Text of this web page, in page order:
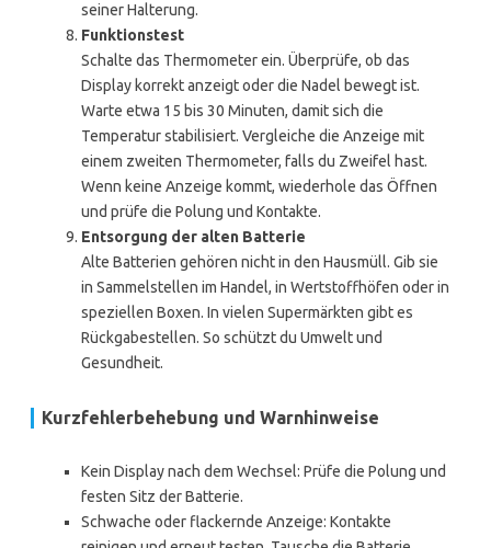
seiner Halterung.
Funktionstest
Schalte das Thermometer ein. Überprüfe, ob das
Display korrekt anzeigt oder die Nadel bewegt ist.
Warte etwa 15 bis 30 Minuten, damit sich die
Temperatur stabilisiert. Vergleiche die Anzeige mit
einem zweiten Thermometer, falls du Zweifel hast.
Wenn keine Anzeige kommt, wiederhole das Öffnen
und prüfe die Polung und Kontakte.
Entsorgung der alten Batterie
Alte Batterien gehören nicht in den Hausmüll. Gib sie
in Sammelstellen im Handel, in Wertstoffhöfen oder in
speziellen Boxen. In vielen Supermärkten gibt es
Rückgabestellen. So schützt du Umwelt und
Gesundheit.
Kurzfehlerbehebung und Warnhinweise
Kein Display nach dem Wechsel: Prüfe die Polung und
festen Sitz der Batterie.
Schwache oder flackernde Anzeige: Kontakte